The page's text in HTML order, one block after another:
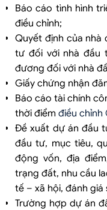
Báo cáo tình hình
điều chỉnh;
Quyết định của nhà
tư đối với nhà đầu
đương đối với nhà
Giấy chứng nhận
Báo cáo tài chính
thời điểm điều chỉnh
Đề xuất dự án đầu
đầu tư, mục tiêu,
động vốn, địa
trạng đất, nhu cầu
tế – xã hội, đánh
Trường hợp dự án